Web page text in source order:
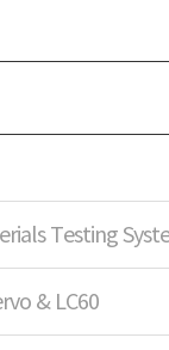
Testing
& LC60